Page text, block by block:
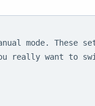
mode. These
really want to